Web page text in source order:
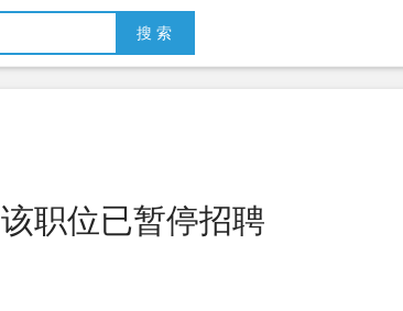
搜 索
该职位已暂停招聘